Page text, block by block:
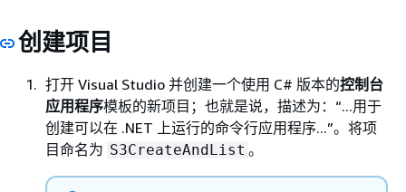
创建项目
打开 Visual Studio 并创建一个使用 C# 版本的控制台
应用程序模板的新项目；也就是说，描述为：“...用于
创建可以在 .NET 上运行的命令行应用程序...”。将项
目命名为 S3CreateAndList 。